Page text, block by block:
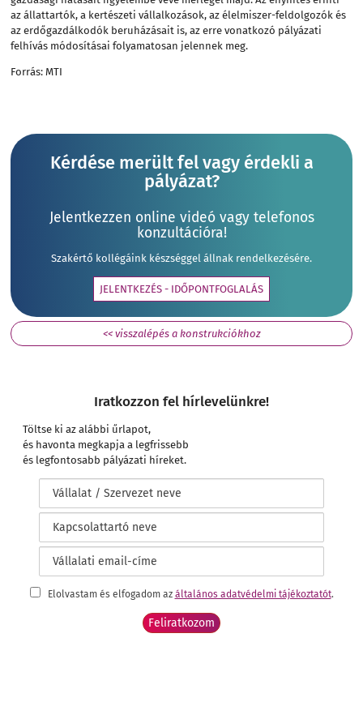
az állattartók, a kertészeti vállalkozások, az élelmiszer-feldolgozók és
az erdőgazdálkodók beruházásait is, az erre vonatkozó pályázati
felhívás módosításai folyamatosan jelennek meg.
Forrás: MTI
Kérdése merült fel vagy érdekli a
pályázat?
Jelentkezzen online videó vagy telefonos
konzultációra!
Szakértő kollégáink készséggel állnak rendelkezésére.
JELENTKEZÉS - IDŐPONTFOGLALÁS
<< visszalépés a konstrukciókhoz
Iratkozzon fel hírlevelünkre!
Töltse ki az alábbi űrlapot,
és havonta megkapja a legfrissebb
és legfontosabb pályázati híreket.
Elolvastam és elfogadom az általános adatvédelmi tájékoztatót.